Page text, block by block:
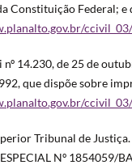
Constituição Federal;
nº 14.230, de 25 de
que dispõe sobre
Tribunal de
ESPECIAL Nº 1854059/